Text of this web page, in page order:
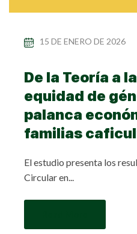
15 DE ENERO DE 2026
De la Teoría a
equidad de
palanca
familias
El estudio presenta los
Circular en...